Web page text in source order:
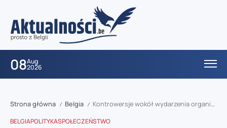
08Aug
2026
Strona główna / Belgia / Kontrowersje wokół wydarzenia organizowanego przez centrum przeciwdziałania przemocy w Liège
BELGIAPOLITYKASPOŁECZEŃSTWO